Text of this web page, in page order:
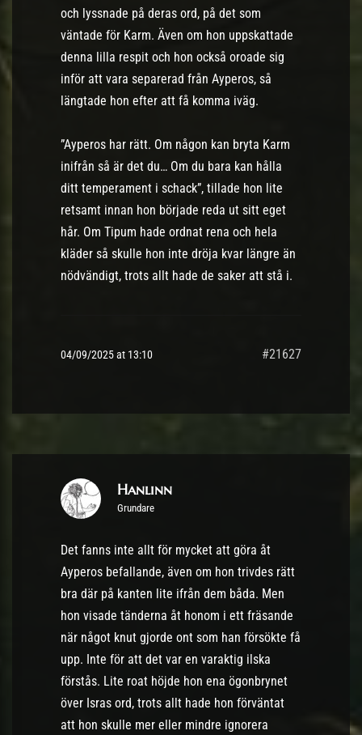
och lyssnade på deras ord, på det som
väntade för Karm. Även om hon uppskattade
denna lilla respit och hon också oroade sig
inför att vara separerad från Ayperos, så
längtade hon efter att få komma iväg.
”Ayperos har rätt. Om någon kan bryta Karm
inifrån så är det du… Om du bara kan hålla
ditt temperament i schack”, tillade hon lite
retsamt innan hon började reda ut sitt eget
hår. Om Tipum hade ordnat rena och hela
kläder så skulle hon inte dröja kvar längre än
nödvändigt, trots allt hade de saker att stå i.
04/09/2025 at 13:10 #21627
Hanlinn
Grundare
Det fanns inte allt för mycket att göra åt
Ayperos befallande, även om hon trivdes rätt
bra där på kanten lite ifrån dem båda. Men
hon visade tänderna åt honom i ett fräsande
när något knut gjorde ont som han försökte få
upp. Inte för att det var en varaktig ilska
förstås. Lite roat höjde hon ena ögonbrynet
över Isras ord, trots allt hade hon förväntat
att hon skulle mer eller mindre ignorera